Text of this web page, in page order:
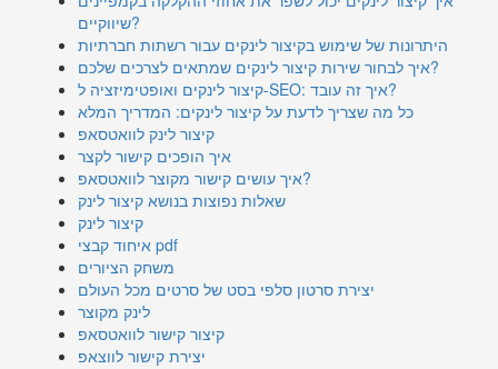
שיווקיים?
היתרונות של שימוש בקיצור לינקים עבור רשתות חברתיות
איך לבחור שירות קיצור לינקים שמתאים לצרכים שלכם?
קיצור לינקים ואופטימיזציה ל-SEO: איך זה עובד?
כל מה שצריך לדעת על קיצור לינקים: המדריך המלא
קיצור לינק לוואטסאפ
איך הופכים קישור לקצר
איך עושים קישור מקוצר לוואטסאפ?
שאלות נפוצות בנושא קיצור לינק
קיצור לינק
איחוד קבצי pdf
משחק הציורים
יצירת סרטון סלפי בסט של סרטים מכל העולם
לינק מקוצר
קיצור קישור לוואטסאפ
יצירת קישור לווצאפ